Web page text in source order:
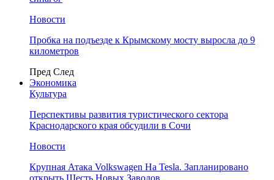
Новости
Пробка на подъезде к Крымскому мосту выросла до 9
километров
Пред След
Экономика
Культура
Перспективы развития туристического сектора
Краснодарского края обсудили в Сочи
Новости
Крупная Атака Volkswagen На Tesla. Запланировано
открыть Шесть Новых Заводов